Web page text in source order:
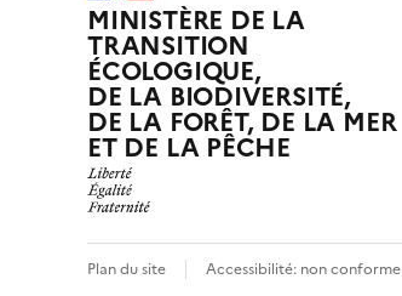
MINISTÈRE DE LA
TRANSITION
ÉCOLOGIQUE,
DE LA BIODIVERSITÉ,
DE LA FORÊT, DE LA MER
ET DE LA PÊCHE
Plan du site Accessibilité: non conforme